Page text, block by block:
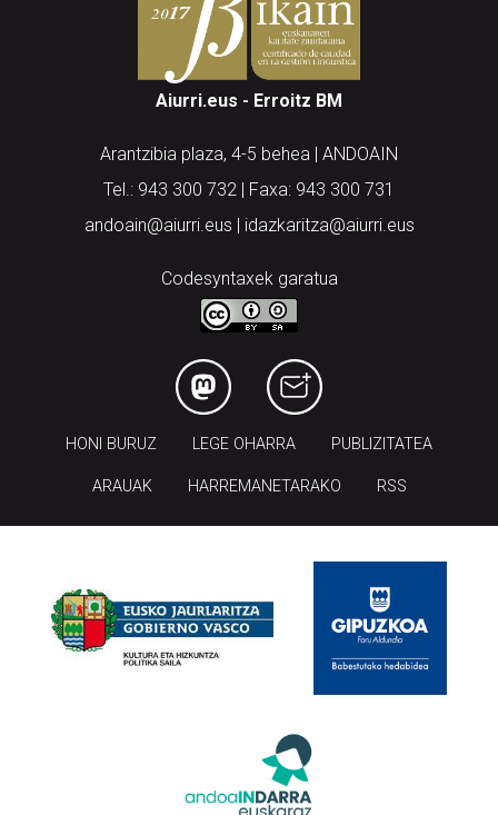
Aiurri.eus - Erroitz BM
Arantzibia plaza, 4-5 behea | ANDOAIN
Tel.: 943 300 732 | Faxa: 943 300 731
andoain@aiurri.eus | idazkaritza@aiurri.eus
Codesyntaxek garatua
HONI BURUZ LEGE OHARRA PUBLIZITATEA
ARAUAK HARREMANETARAKO RSS